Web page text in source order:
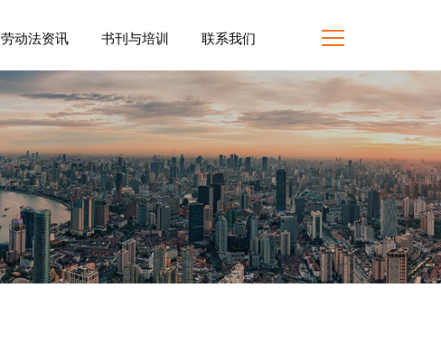
劳动法资讯 书刊与培训 联系我们